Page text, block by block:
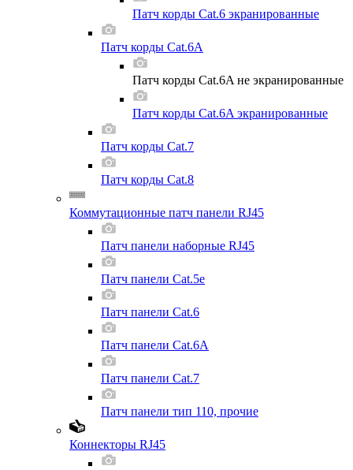
Патч корды Cat.6 экранированные
Патч корды Cat.6A
Патч корды Cat.6A не экранированные
Патч корды Cat.6A экранированные
Патч корды Cat.7
Патч корды Cat.8
Коммутационные патч панели RJ45
Патч панели наборные RJ45
Патч панели Cat.5e
Патч панели Cat.6
Патч панели Cat.6A
Патч панели Cat.7
Патч панели тип 110, прочие
Коннекторы RJ45